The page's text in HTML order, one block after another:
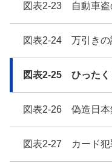
図表2-23 自動車盗
図表2-24 万引きの
図表2-25 ひったく
図表2-26 偽造日本
図表2-27 カード犯